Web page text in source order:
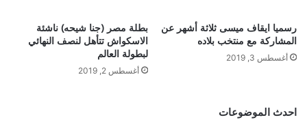
رسميا ايقاف ميسى ثلاثة أشهر عن
المشاركة مع منتخب بلاده
أغسطس 3, 2019
بطلة مصر (جنا شيحه) ناشئة
الاسكواش تتأهل لنصف النهائي
لبطولة العالم
أغسطس 2, 2019
احدث الموضوعات